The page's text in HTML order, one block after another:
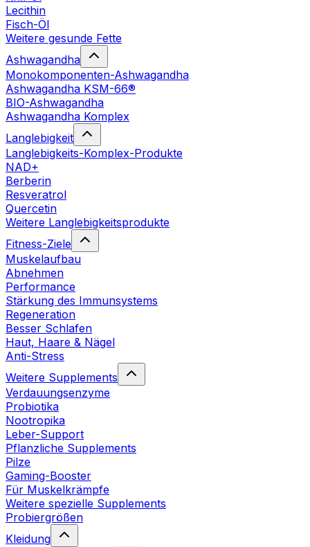
Lecithin
Fisch-Öl
Weitere gesunde Fette
Ashwagandha
Monokomponenten-Ashwagandha
Ashwagandha KSM-66®
BIO-Ashwagandha
Ashwagandha Komplex
Langlebigkeit
Langlebigkeits-Komplex-Produkte
NAD+
Berberin
Resveratrol
Quercetin
Weitere Langlebigkeitsprodukte
Fitness-Ziele
Muskelaufbau
Abnehmen
Performance
Stärkung des Immunsystems
Regeneration
Besser Schlafen
Haut, Haare & Nägel
Anti-Stress
Weitere Supplements
Verdauungsenzyme
Probiotika
Nootropika
Leber-Support
Pflanzliche Supplements
Pilze
Gaming-Booster
Für Muskelkrämpfe
Weitere spezielle Supplements
Probiergrößen
Kleidung